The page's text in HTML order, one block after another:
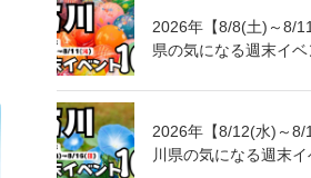
2026年【8/8(土)～8/
県の気になる週末イ
2026年【8/12(水)～8/
川県の気になる週末